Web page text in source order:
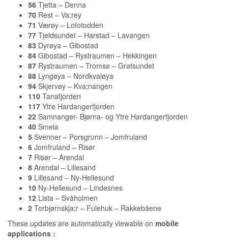
56 Tjetta – Denna
70 Rest – Va;rey
71 Værøy – Lofotodden
77 Tjeldsundet – Harstad – Lavangen
83 Dyrøya – Gibostad
84 Gibostad – Rystraumen – Hekkingen
87 Rystraumen – Tromsø – Grøtsundet
88 Lyngøya – Nordkvaløya
94 Skjervøy – Kva;nangen
110 Tanafjorden
117 Ytre Hardangerfjorden
22 Samnanger- Bjørna- og Ytre Hardangerfjorden
40 Smela
5 Svenner – Porsgrunn – Jomfruland
6 Jomfruland – Risør
7 Risør – Arendal
8 Arendal – Lillesand
9 Lillesand – Ny-Hellesund
10 Ny-Hellesund – Lindesnes
12 Lista – Svåholmen
2 Torbjørnskja;r – Fulehuk – Rakkebåene
These updates are automatically viewable on mobile
applications :